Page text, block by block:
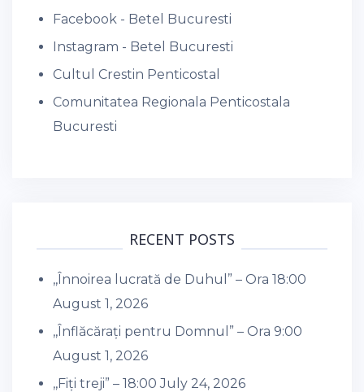
Facebook - Betel Bucuresti
Instagram - Betel Bucuresti
Cultul Crestin Penticostal
Comunitatea Regionala Penticostala
Bucuresti
RECENT POSTS
,,Înnoirea lucrată de Duhul” – Ora 18:00
August 1, 2026
,,Înflăcărați pentru Domnul” – Ora 9:00
August 1, 2026
,,Fiți treji” – 18:00 July 24, 2026